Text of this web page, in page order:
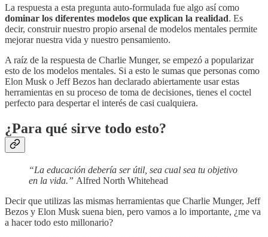
La respuesta a esta pregunta auto-formulada fue algo así como
dominar los diferentes modelos que explican la realidad. Es
decir, construir nuestro propio arsenal de modelos mentales permite
mejorar nuestra vida y nuestro pensamiento.
A raíz de la respuesta de Charlie Munger, se empezó a popularizar
esto de los modelos mentales. Si a esto le sumas que personas como
Elon Musk o Jeff Bezos han declarado abiertamente usar estas
herramientas en su proceso de toma de decisiones, tienes el coctel
perfecto para despertar el interés de casi cualquiera.
¿Para qué sirve todo esto?
“La educación debería ser útil, sea cual sea tu objetivo
en la vida.” Alfred North Whitehead
Decir que utilizas las mismas herramientas que Charlie Munger, Jeff
Bezos y Elon Musk suena bien, pero vamos a lo importante, ¿me va
a hacer todo esto millonario?